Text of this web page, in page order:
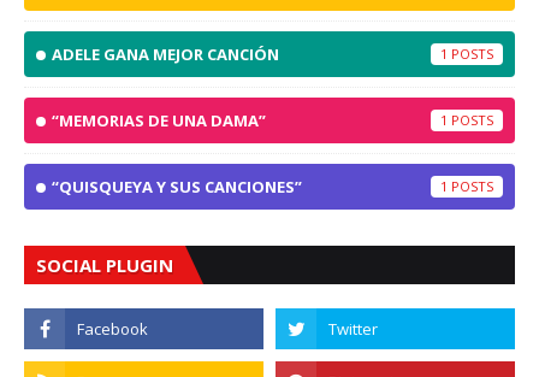
ADELE GANA MEJOR CANCIÓN 1
“MEMORIAS DE UNA DAMA” 1
“QUISQUEYA Y SUS CANCIONES” 1
SOCIAL PLUGIN